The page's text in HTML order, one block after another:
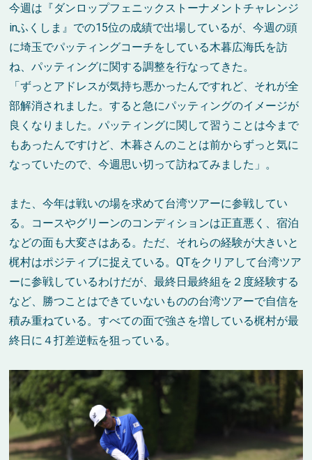
今週は『ダンロップフェニックストーナメントチャレンジ
inふくしま』での15位の成績で出場しているが、今週の頭
に埼玉でパッティングコーチをしている木暮広海氏を訪
ね、パッティングに関する調整を行なってきた。
「ずっとアドレスが気持ち悪かったんですれど、それが全
部解消されました。すると急にパッティングのイメージが
良くなりました。パッティングに関して習うことは今まで
もあったんですけど、木暮さんのことは前からずっと気に
なっていたので、今週思い切って訪ねてみました」。
また、今年は戦いの場を求めて台湾ツアーに参戦してい
る。コースやグリーンのコンディションは正直悪く、宿泊
などの面も大変さはある。ただ、それらの経験が大きいと
梶村はポジティブに捉えている。QTをクリアして台湾ツア
ーに参戦しているわけだが、最終日最終組を２度経験する
など、勝つことはできていないものの台湾ツアーで自信を
積み重ねている。すべての面で強さを増している梶村が最
終日に４打差逆転を狙っている。